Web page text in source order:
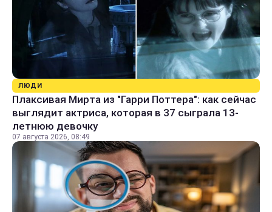
ЛЮДИ
Плаксивая Мирта из "Гарри Поттера": как сейчас
выглядит актриса, которая в 37 сыграла 13-
летнюю девочку
07 августа 2026, 08:49